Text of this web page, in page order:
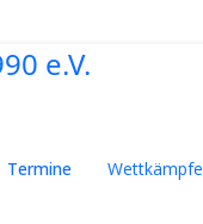
Termine Wettkämpfe